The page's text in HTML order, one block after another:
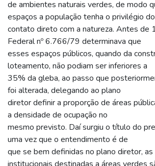
de ambientes naturais verdes, de modo
espaços a população tenha o privilégio do
contato direto com a natureza. Antes de
Federal nº 6.766/79 determinava que
esses espaços públicos, quando da
loteamento, não podiam ser inferiores a
35% da gleba, ao passo que
foi alterada, delegando ao plano
diretor definir a proporção de áreas
a densidade de ocupação no
mesmo previsto. Daí surgiu o título do
uma vez que o entendimento é de
que se bem definidas no plano diretor, as